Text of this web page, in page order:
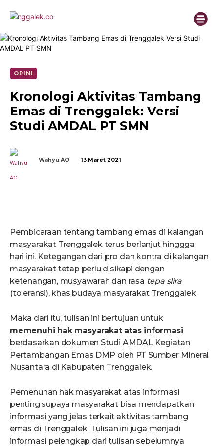
OPINI
Kronologi Aktivitas Tambang
Emas di Trenggalek: Versi
Studi AMDAL PT SMN
Wahyu AO 13 Maret 2021
Pembicaraan tentang tambang emas di kalangan
masyarakat Trenggalek terus berlanjut hinggga
hari ini. Ketegangan dari pro dan kontra di kalangan
masyarakat tetap perlu disikapi dengan
ketenangan, musyawarah dan rasa tepa slira
(toleransi), khas budaya masyarakat Trenggalek.
Maka dari itu, tulisan ini bertujuan untuk
memenuhi hak masyarakat atas informasi
berdasarkan dokumen Studi AMDAL Kegiatan
Pertambangan Emas DMP oleh PT Sumber Mineral
Nusantara di Kabupaten Trenggalek.
Pemenuhan hak masyarakat atas informasi
penting supaya masyarakat bisa mendapatkan
informasi yang jelas terkait aktivitas tambang
emas di Trenggalek. Tulisan ini juga menjadi
informasi pelengkap dari tulisan sebelumnya